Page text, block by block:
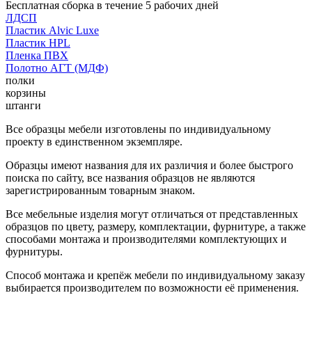
Бесплатная сборка в течение 5 рабочих дней
ЛДСП
Пластик Alvic Luxe
Пластик HPL
Пленка ПВХ
Полотно АГТ (МДФ)
полки
корзины
штанги
Все образцы мебели изготовлены по индивидуальному
проекту в единственном экземпляре.
Образцы имеют названия для их различия и более быстрого
поиска по сайту, все названия образцов не являются
зарегистрированным товарным знаком.
Все мебельные изделия могут отличаться от представленных
образцов по цвету, размеру, комплектации, фурнитуре, а также
способами монтажа и производителями комплектующих и
фурнитуры.
Способ монтажа и крепёж мебели по индивидуальному заказу
выбирается производителем по возможности её применения.